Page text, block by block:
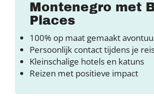
Montenegro met
Places
100% op maat gemaakt
Persoonlijk contact tijdens je
Kleinschalige hotels en katuns
Reizen met positieve impact